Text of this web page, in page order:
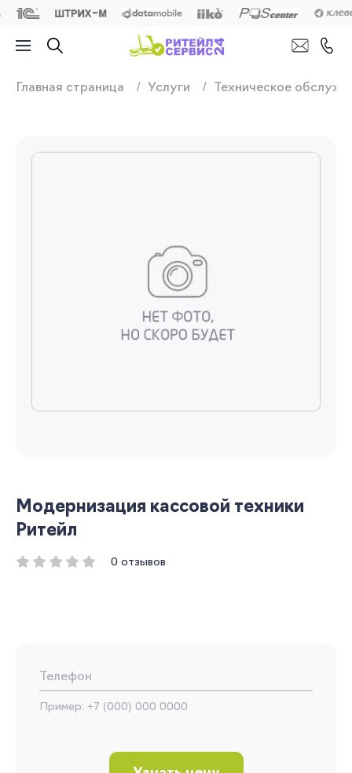
Продажа,
Главная страница Услуги Техническое
Модернизация кассовой техники
Ритейл
0 отзывов
Пример: +7 (000) 000 0000